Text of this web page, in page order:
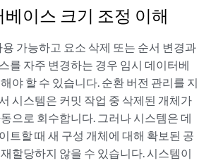
이스 크기 조정 이해
가능하고 요소 삭제 또는 순서 변경과
를 자주 변경하는 경우 임시 데이터베
야 할 수 있습니다. 순환 버전 관리를 지
시스템은 커밋 작업 중 삭제된 개체가
으로 회수합니다. 그러나 시스템은 데
트할 때 새 구성 개체에 대해 확보된 공
할당하지 않을 수 있습니다. 시스템이